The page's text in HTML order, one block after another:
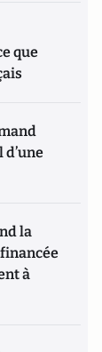
que
la
à